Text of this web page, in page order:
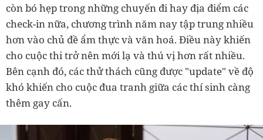
còn bó hẹp trong những chuyến đi hay địa điểm các
check-in nữa, chương trình năm nay tập trung nhiều
hơn vào chủ đề ẩm thực và văn hoá. Điều này khiến
cho cuộc thi trở nên mới lạ và thú vị hơn rất nhiều.
Bên cạnh đó, các thử thách cũng được "update" về độ
khó khiến cho cuộc đua tranh giữa các thí sinh càng
thêm gay cấn.